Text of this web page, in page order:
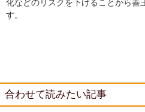
化などのリスクを下げることから善
す。
合わせて読みたい記事